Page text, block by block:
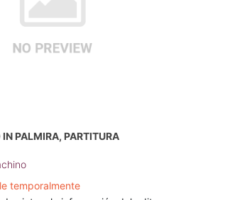
PALMIRA, PARTITURA
temporalmente